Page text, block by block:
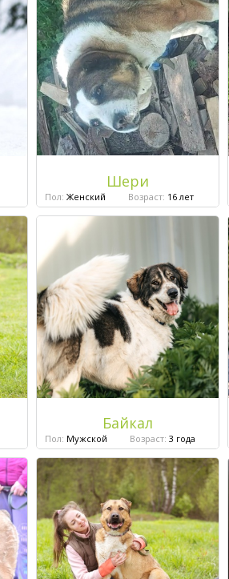
Шери
Пол: Женский Возраст: 16 лет
Байкал
Пол: Мужской Возраст: 3 года